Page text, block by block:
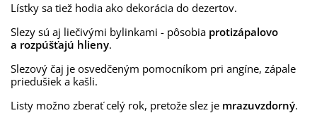
Lístky sa tiež hodia ako dekorácia do dezertov.
Slezy sú aj liečivými bylinkami - pôsobia protizápalovo
a rozpúšťajú hlieny.
Slezový čaj je osvedčeným pomocníkom pri angíne, zápale
priedušiek a kašli.
Listy možno zberať celý rok, pretože slez je mrazuvzdorný.